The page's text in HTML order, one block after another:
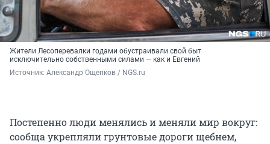
Жители Лесоперевалки годами обустраивали свой быт
исключительно собственными силами — как и Евгений
Источник: Александр Ощепков / NGS.ru
Постепенно люди менялись и меняли мир вокруг:
сообща укрепляли грунтовые дороги щебнем,